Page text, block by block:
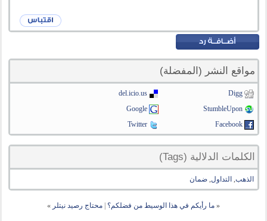
مواقع النشر (المفضلة)
Digg
del.icio.us
StumbleUpon
Google
Facebook
Twitter
الكلمات الدلالية (Tags)
الذهب, التداول,ضمان
« ما رأيكم في هذا الوسيط من فضلكم؟ محتاج رصيد نيتلر »